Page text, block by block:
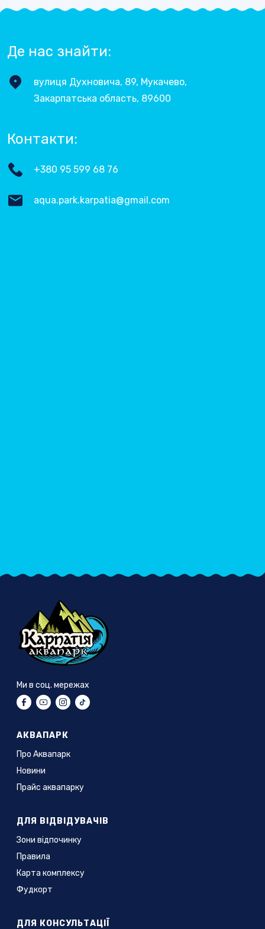
Де нас знайти:
вулиця Духновича, 89, Мукачево,
Закарпатська область, 89600
Контакти:
+380 95 599 68 76
aqua.park.karpatia@gmail.com
Ми в соц. мережах
АКВАПАРК
Про Аквапарк
Новини
Прайс аквапарку
ДЛЯ ВІДВІДУВАЧІВ
Зони відпочинку
Правила
Карта комплексу
Фудкорт
ДЛЯ КОНСУЛЬТАЦІЇ